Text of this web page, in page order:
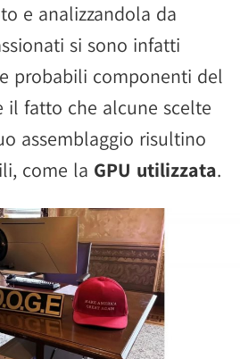
e analizzandola da
si sono infatti
probabili componenti del
il fatto che alcune scelte
assemblaggio risultino
come la GPU utilizzata.